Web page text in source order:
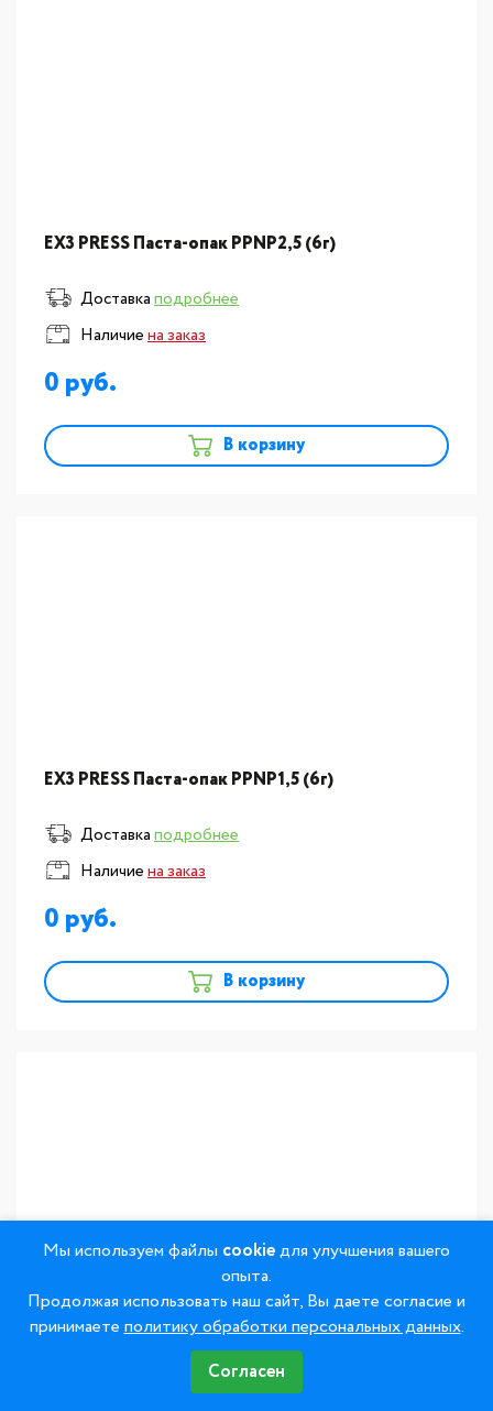
EX3 PRESS Паста-опак PPNP2,5 (6г)
Доставкаподробнее
Наличиена заказ
0
В корзину
EX3 PRESS Паста-опак PPNP1,5 (6г)
Доставкаподробнее
Наличиена заказ
0
В корзину
EX3 PRESS Паста-опак PPNB3 (6г)
подробнее
Мы используем файлы cookieдля улучшения вашего
опыта.
Продолжая использовать наш сайт, Вы даете согласие и
принимаетеполитику обработки персональных данных.
Согласен